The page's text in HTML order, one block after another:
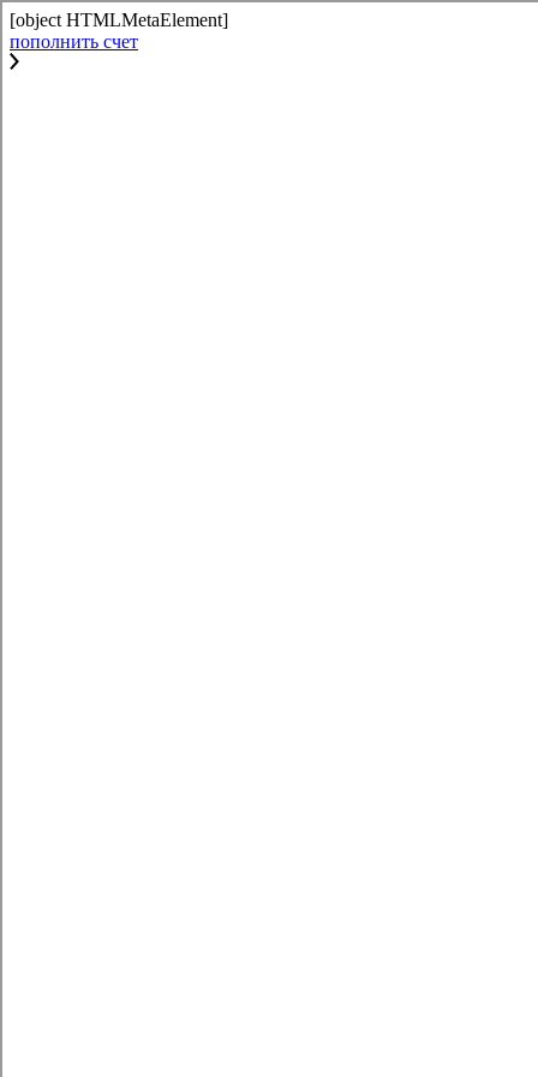
[object HTMLMetaElement]
пополнить счет